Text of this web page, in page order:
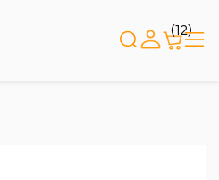
(12)